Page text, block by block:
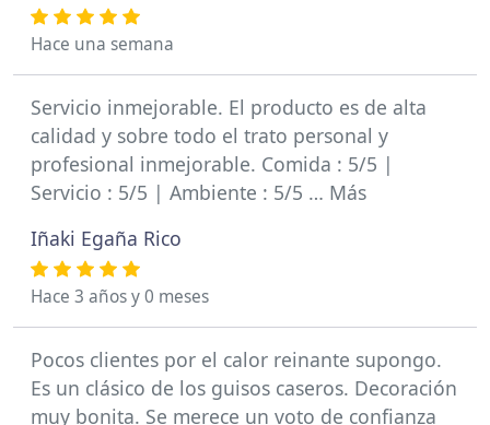
Hace una semana
Servicio inmejorable. El producto es de alta
calidad y sobre todo el trato personal y
profesional inmejorable. Comida : 5/5 |
Servicio : 5/5 | Ambiente : 5/5 … Más
Iñaki Egaña Rico
Hace 3 años y 0 meses
Pocos clientes por el calor reinante supongo.
Es un clásico de los guisos caseros. Decoración
muy bonita. Se merece un voto de confianza